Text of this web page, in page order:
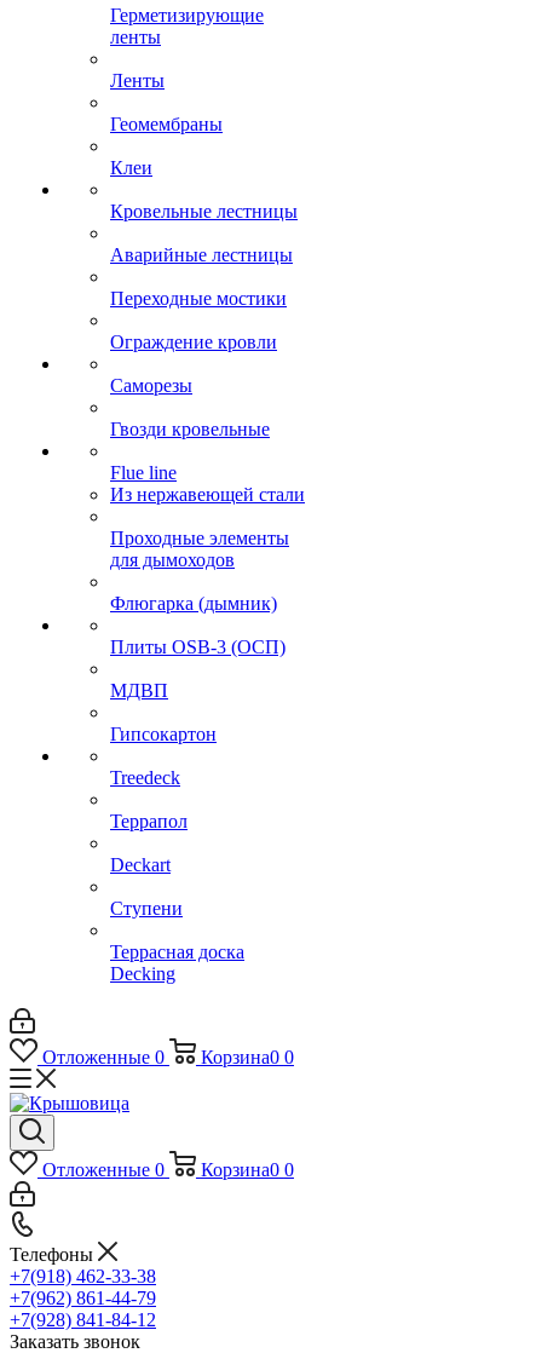
Герметизирующие
ленты
Ленты
Геомембраны
Клеи
Кровельные лестницы
Аварийные лестницы
Переходные мостики
Ограждение кровли
Саморезы
Гвозди кровельные
Flue line
Из нержавеющей стали
Проходные элементы
для дымоходов
Флюгарка (дымник)
Плиты OSB-3 (ОСП)
МДВП
Гипсокартон
Treedeck
Террапол
Deckart
Ступени
Террасная доска
Decking
Отложенные 0 Корзина0 0
Отложенные 0 Корзина0 0
Телефоны
+7(918) 462-33-38
+7(962) 861-44-79
+7(928) 841-84-12
Заказать звонок